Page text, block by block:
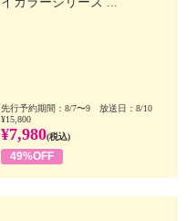
先行予約期間：8/7〜9 放送日：8/10
¥15,800
¥7,980(税込)
49%OFF